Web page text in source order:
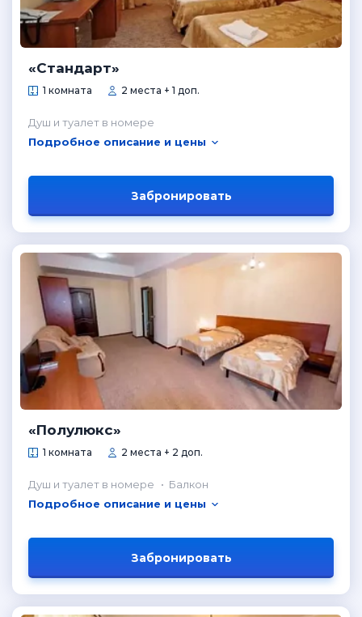
«Стандарт»
1 комната 2 места + 1 доп.
Душ и туалет в номере
Подробное описание и цены
Забронировать
«Полулюкс»
1 комната 2 места + 2 доп.
Душ и туалет в номере
Балкон
Подробное описание и цены
Забронировать